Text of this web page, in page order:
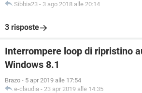
Sibbia23 - 3 ago 2018 alle 20:14
3 risposte
Interrompere loop di ripristino
Windows 8.1
Brazo - 5 apr 2019 alle 17:54
e-claudia - 23 apr 2019 alle 14:35